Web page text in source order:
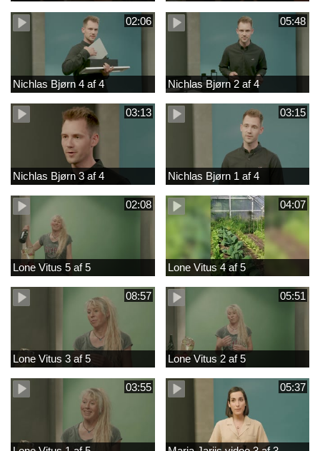
02:06
Nichlas Bjørn 4 af 4
05:48
Nichlas Bjørn 2 af 4
03:13
Nichlas Bjørn 3 af 4
03:15
Nichlas Bjørn 1 af 4
02:08
Lone Vitus 5 af 5
04:07
Lone Vitus 4 af 5
08:57
Lone Vitus 3 af 5
05:51
Lone Vitus 2 af 5
03:55 05:37